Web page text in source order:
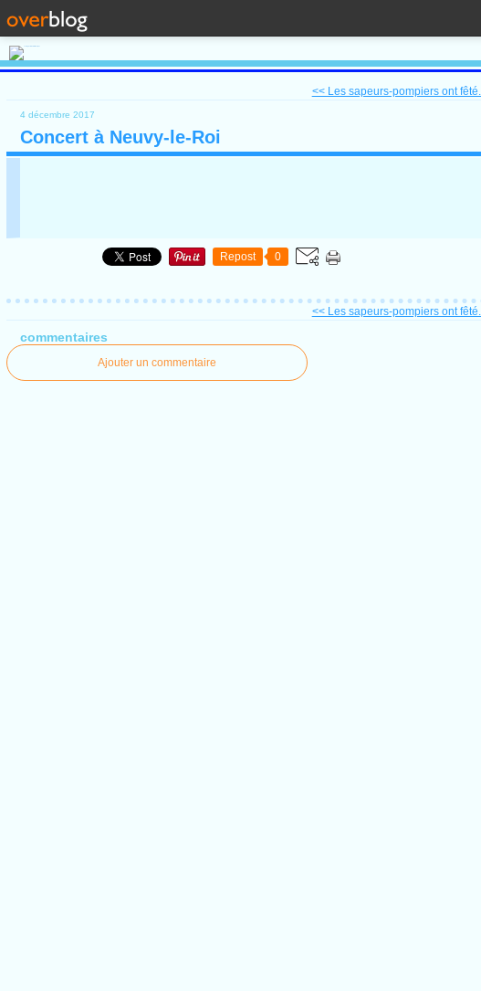
<< Les sapeurs-pompiers ont fêté...
4 décembre 2017
Concert à Neuvy-le-Roi
Repost 0
<< Les sapeurs-pompiers ont fêté...
commentaires
Ajouter un commentaire